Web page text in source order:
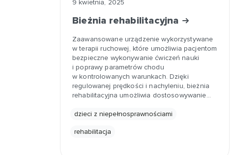
9 kwietnia, 2025
Bieżnia rehabilitacyjna
Zaawansowane urządzenie wykorzystywane
w terapii ruchowej, które umożliwia pacjentom
bezpieczne wykonywanie ćwiczeń nauki
i poprawy parametrów chodu
w kontrolowanych warunkach. Dzięki
regulowanej prędkości i nachyleniu, bieżnia
rehabilitacyjna umożliwia dostosowywanie…
dzieci z niepełnosprawnościami
rehabilitacja